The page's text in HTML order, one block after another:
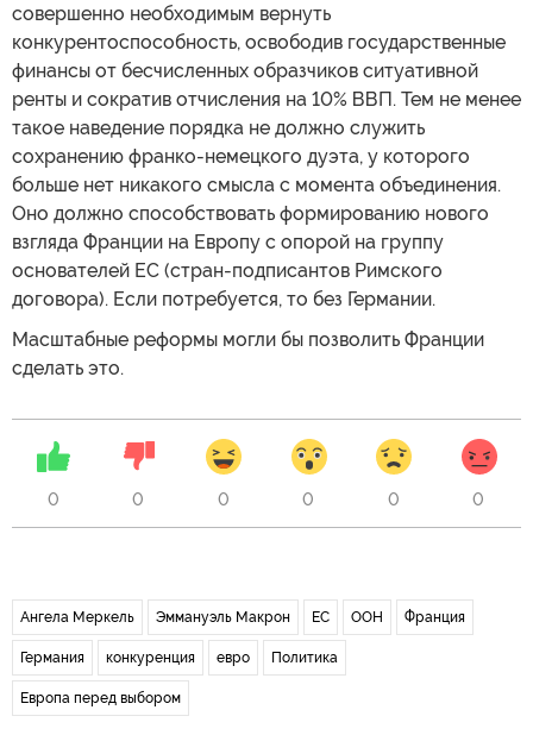
совершенно необходимым вернуть
конкурентоспособность, освободив государственные
финансы от бесчисленных образчиков ситуативной
ренты и сократив отчисления на 10% ВВП. Тем не менее
такое наведение порядка не должно служить
сохранению франко-немецкого дуэта, у которого
больше нет никакого смысла с момента объединения.
Оно должно способствовать формированию нового
взгляда Франции на Европу с опорой на группу
основателей ЕС (стран-подписантов Римского
договора). Если потребуется, то без Германии.
Масштабные реформы могли бы позволить Франции
сделать это.
0 0 0 0 0 0
Ангела Меркель Эммануэль Макрон ЕС ООН Франция
Германия конкуренция евро Политика
Европа перед выбором